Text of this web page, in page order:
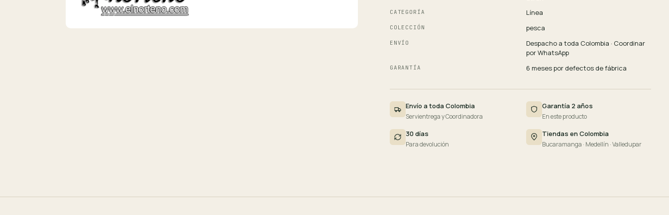
VISTA 1/2 CATEGORÍA Línea
COLECCIÓN pesca
ENVÍO
Despacho a toda Colombia · Coordinar
por WhatsApp
GARANTÍA 6 meses por defectos de fábrica
Envío a toda Colombia
Servientrega y Coordinadora
Garantía 2 años
En este producto
30 días
Para devolución
Tiendas en Colombia
Bucaramanga · Medellín · Valledupar